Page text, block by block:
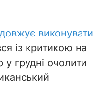
виконувати
із критикою на
грудні очолити